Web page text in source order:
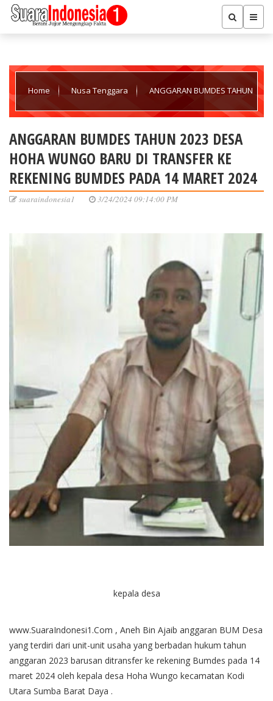
Home Nusa Tenggara ANGGARAN BUMDES TAHUN
BUMDES PADA 14 MARET 2024
ANGGARAN BUMDES TAHUN 2023 DESA
HOHA WUNGO BARU DI TRANSFER KE
REKENING BUMDES PADA 14 MARET 2024
suaraindonesia1 3/24/2024 09:14:00 PM
kepala desa
www.SuaraIndonesi1.Com , Aneh Bin Ajaib anggaran BUM Desa
yang terdiri dari unit-unit usaha yang berbadan hukum tahun
anggaran 2023 barusan ditransfer ke rekening Bumdes pada 14
maret 2024 oleh kepala desa Hoha Wungo kecamatan Kodi
Utara Sumba Barat Daya .